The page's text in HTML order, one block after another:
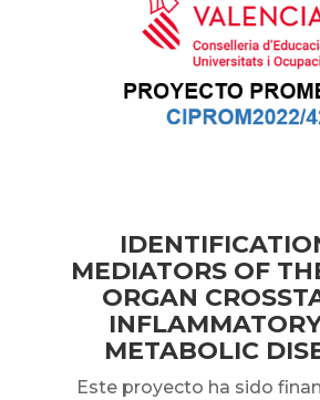
MEDIATORS OF
ORGAN
METABOLIC
Este proyecto ha sido